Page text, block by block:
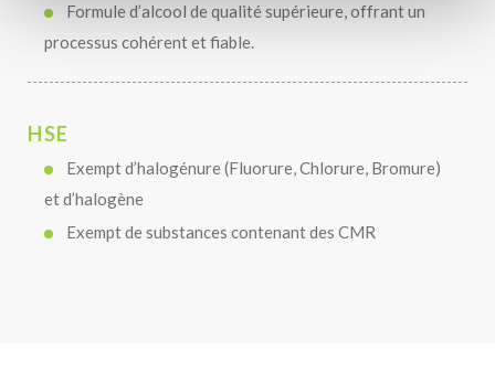
Formule d’alcool de qualité supérieure, offrant un
processus cohérent et fiable.
HSE
Exempt d’halogénure (Fluorure, Chlorure, Bromure)
et d’halogène
Exempt de substances contenant des CMR